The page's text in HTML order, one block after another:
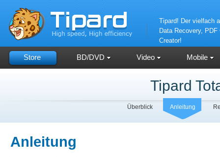
Tipard! Der vielfach
Data Recovery,
Creator!
Store BD/DVD Video Mobile
Tipard
Überblick Anleitung
Anleitung